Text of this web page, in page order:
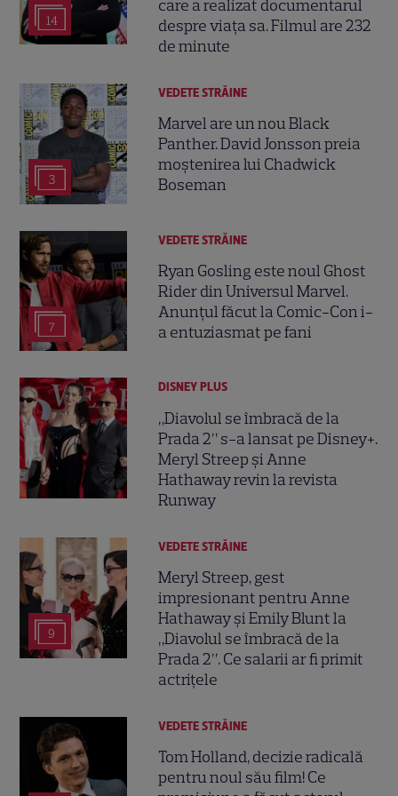
14
care a realizat documentarul
despre viața sa. Filmul are 232
de minute
3
VEDETE STRĂINE
Marvel are un nou Black
Panther. David Jonsson preia
moștenirea lui Chadwick
Boseman
7
VEDETE STRĂINE
Ryan Gosling este noul Ghost
Rider din Universul Marvel.
Anunțul făcut la Comic-Con i-
a entuziasmat pe fani
DISNEY PLUS
„Diavolul se îmbracă de la
Prada 2” s-a lansat pe Disney+.
Meryl Streep și Anne
Hathaway revin la revista
Runway
9
VEDETE STRĂINE
Meryl Streep, gest
impresionant pentru Anne
Hathaway și Emily Blunt la
„Diavolul se îmbracă de la
Prada 2”. Ce salarii ar fi primit
actrițele
VEDETE STRĂINE
Tom Holland, decizie radicală
pentru noul său film! Ce